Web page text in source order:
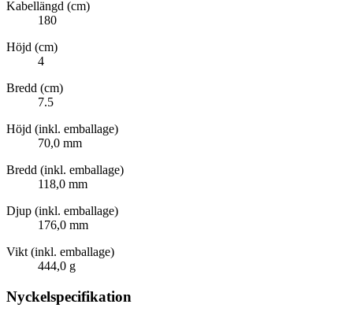
Kabellängd (cm)
180
Höjd (cm)
4
Bredd (cm)
7.5
Höjd (inkl. emballage)
70,0 mm
Bredd (inkl. emballage)
118,0 mm
Djup (inkl. emballage)
176,0 mm
Vikt (inkl. emballage)
444,0 g
Nyckelspecifikation